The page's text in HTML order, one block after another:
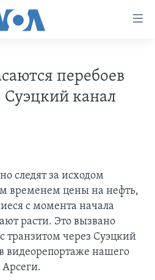
перебоев
Суэцкий канал
следят за исходом
временем цены на нефть,
с момента начала
расти. Это вызвано
транзитом через Суэцкий
видеорепортаже нашего